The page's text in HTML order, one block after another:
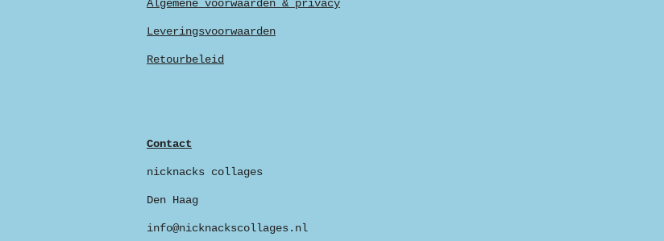
Algemene voorwaarden & privacy
Leveringsvoorwaarden
Retourbeleid
Contact
nicknacks collages
Den Haag
info@nicknackscollages.nl